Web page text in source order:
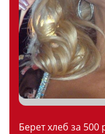
Берет хлеб за 500